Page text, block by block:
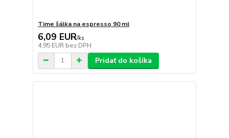
Time šálka na espresso 90 ml
6,09 EUR/ks
4,95 EUR bez DPH
Pridať do košíka